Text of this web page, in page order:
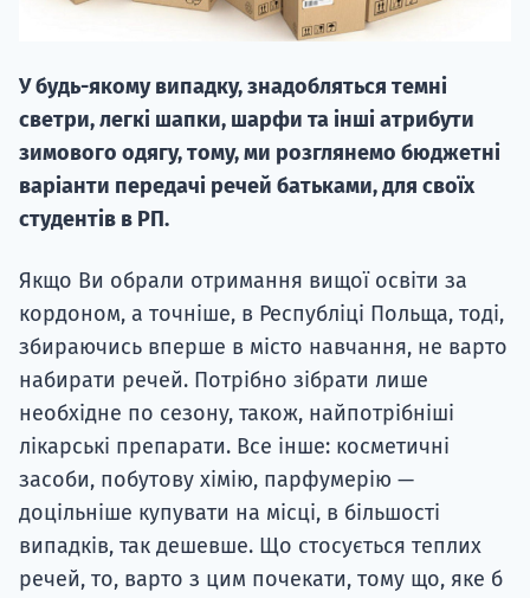
У будь-якому випадку, знадобляться темні
светри, легкі шапки, шарфи та інші атрибути
зимового одягу, тому, ми розглянемо бюджетні
варіанти передачі речей батьками, для своїх
студентів в РП.
Якщо Ви обрали отримання вищої освіти за
кордоном, а точніше, в Республіці Польща, тоді,
збираючись вперше в місто навчання, не варто
набирати речей. Потрібно зібрати лише
необхідне по сезону, також, найпотрібніші
лікарські препарати. Все інше: косметичні
засоби, побутову хімію, парфумерію —
доцільніше купувати на місці, в більшості
випадків, так дешевше. Що стосується теплих
речей, то, варто з цим почекати, тому що, яке б